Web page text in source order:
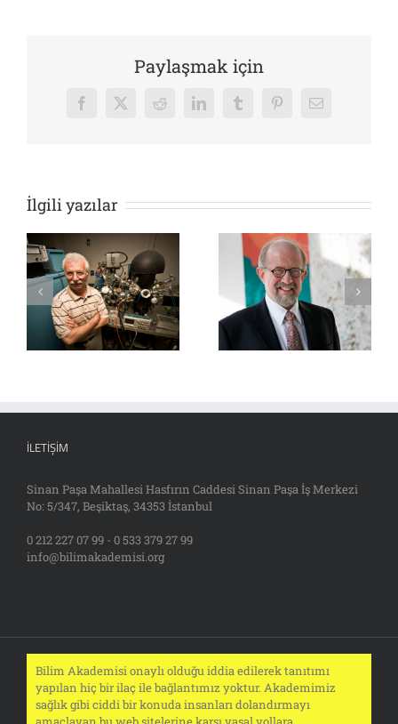
Paylaşmak için
Facebook
X Reddit LinkedInTumblrPinterest
E-
İlgili yazılar
İLETIŞIM
Sinan Paşa Mahallesi Hasfırın Caddesi Sinan Paşa İş Merkezi
No: 5/347, Beşiktaş, 34353 İstanbul
0 212 227 07 99 - 0 533 379 27 99
info@bilimakademisi.org
Bilim Akademisi onaylı olduğu iddia edilerek tanıtımı
yapılan hiç bir ilaç ile bağlantımız yoktur. Akademimiz
sağlık gibi ciddi bir konuda insanları dolandırmayı